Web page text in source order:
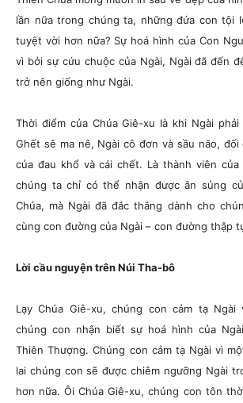
lần nữa trong chúng ta, những đứa con tội
tuyệt vời hơn nữa? Sự hoá hình của Con
vì bởi sự cứu chuộc của Ngài, Ngài đã đến
trở nên giống như Ngài.
Thời điểm của Chúa Giê-xu là khi Ngài
Ghết sê ma nê, Ngài cô đơn và sầu não,
của đau khổ và cái chết. Là thành viên
chúng ta chỉ có thể nhận được ân sủng
Chúa, mà Ngài đã đắc thắng dành cho
cùng con đường của Ngài – con đường thập
Lời cầu nguyện trên Núi Tha-bô
Lạy Chúa Giê-xu, chúng con cảm tạ
chúng con nhận biết sự hoá hình của
Thiên Thượng. Chúng con cảm tạ Ngài vì
lai chúng con sẽ được chiêm ngưỡng Ngài
hơn nữa. Ôi Chúa Giê-xu, chúng con tôn